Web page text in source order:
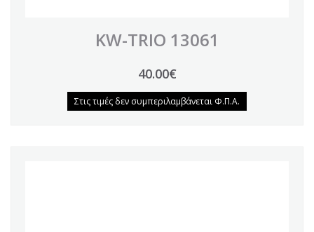
KW-TRIO 13061
40.00€
Στις τιμές δεν συμπεριλαμβάνεται Φ.Π.Α.